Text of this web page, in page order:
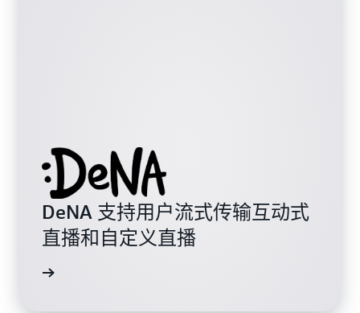
DeNA 支持用户流式传输互动式
直播和自定义直播